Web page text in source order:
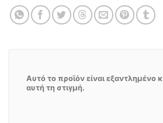
Αυτό το προϊόν είναι εξαντλημένο
αυτή τη στιγμή.